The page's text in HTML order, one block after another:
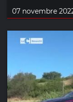
07 novembre